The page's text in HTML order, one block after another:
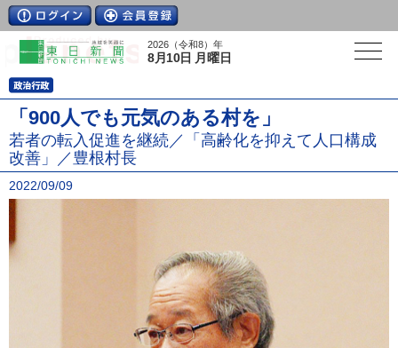
2026（令和8）年
8月10日 月曜日
「900人でも元気のある村を」
若者の転入促進を継続／「高齢化を抑えて人口構成
改善」／豊根村長
2022/09/09